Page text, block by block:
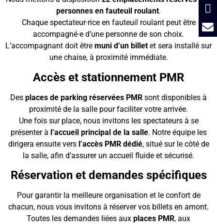
personnes en fauteuil roulant.
Chaque spectateur·rice en fauteuil roulant peut être
accompagné·e d’une personne de son choix.
L’accompagnant doit être muni d’un billet et sera installé sur
une chaise, à proximité immédiate.
Accès et stationnement PMR
Des places de parking réservées PMR sont disponibles à
proximité de la salle pour faciliter votre arrivée.
Une fois sur place, nous invitons les spectateurs à se
présenter à l’accueil principal de la salle. Notre équipe les
dirigera ensuite vers l’accès PMR dédié, situé sur le côté de
la salle, afin d’assurer un accueil fluide et sécurisé.
Réservation et demandes spécifiques
Pour garantir la meilleure organisation et le confort de
chacun, nous vous invitons à réserver vos billets en amont.
Toutes les demandes liées aux places PMR, aux